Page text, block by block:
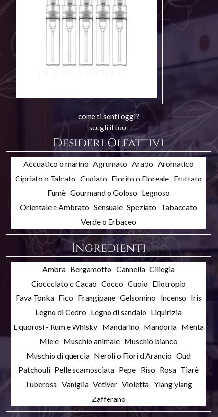
come ti senti oggi?
scegli il tuoi
Desideri Olfattivi
Acquatico o marino Agrumato Arabo Aromatico
Cipriato o Talcato Cuoiato Fiorito o Floreale Fruttato
Fumè Gourmand o Goloso Legnoso
Orientale e Ambrato Sensuale Speziato Tabaccato
Verde o Erbaceo
Ingredienti
Ambra Bergamotto Cannella Ciliegia
Cioccolato o Cacao Cocco Cuoio Eliotropio
Fava Tonka Fico Frangipane Gelsomino Incenso Iris
Legno di Cedro Legno di sandalo Liquirizia
Liquorosi - Rum e Whisky Mandarino Mandorla Menta
Miele Muschio animale Muschio bianco
Muschio di quercia Neroli o Fiori d'Arancio Oud
Patchouli Pelle scamosciata Pepe Riso Rosa Tiarè
Tuberosa Vaniglia Vetiver Violetta Ylang ylang
Zafferano